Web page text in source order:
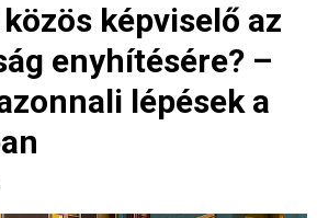
képviselő az
enyhítésére? –
lépések a